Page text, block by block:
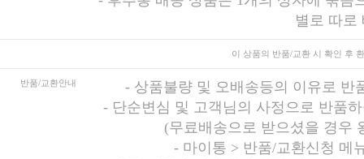
별로 따로
이 상품의 반품/교환 시 확인 후
반품/교환안내 - 상품불량 및 오배송등의 이유로 반
- 단순변심 및 고객님의 사정으로 반품
(무료배송으로 받으셨을 경우
- 마이통 > 반품/교환신청 메